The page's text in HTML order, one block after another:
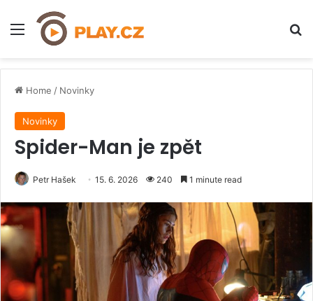
Menu
Home / Novinky
Novinky
Spider-Man je zpět
Petr Hašek 15. 6. 2026 240 1 minute read